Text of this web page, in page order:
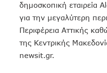
δημοσκοπική εταιρεία
για την μεγαλύτερη
Περιφέρεια Αττικής
της Κεντρικής
newsit.gr.